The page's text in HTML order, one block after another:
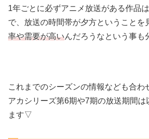
1年ごとに必ずアニメ放送がある作品
で、放送の時間帯が夕方ということを
率や需要が高いんだろうなという事も
これまでのシーズンの情報なども合わ
アカシリーズ第6期や7期の放送期間は
ます▽